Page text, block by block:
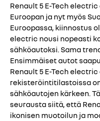
Renault 5 E-Tech
Euroopan ja nyt myös
Euroopassa, kiinnostus
electric nousi nopeasti
sähköautoksi. Sama
Ensimmäiset autot
Renault 5 E-Tech
rekisteröintitilastoissa
sähköautojen kärkeen.
seurausta siitä, että
ikonisen muotoilun ja